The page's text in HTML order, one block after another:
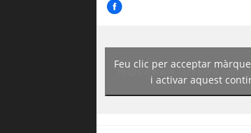
https://www.facebook.com/
Feu clic per acceptar
i activar aquest